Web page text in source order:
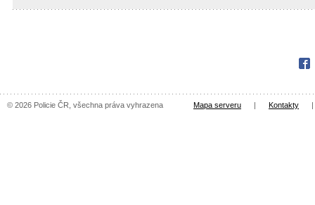
© 2026 Policie ČR, všechna práva vyhrazena Mapa serveru | Kontakty |